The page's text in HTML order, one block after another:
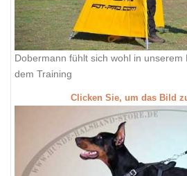
Dobermann fühlt sich wohl in
dem Training
Clicken Sie, um das Bild